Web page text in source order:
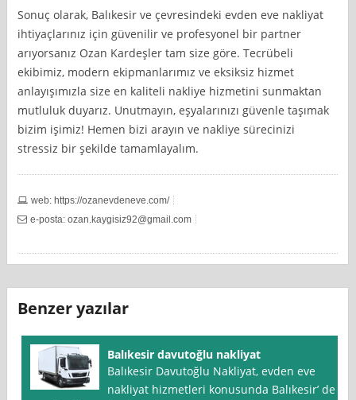
Sonuç olarak, Balıkesir ve çevresindeki evden eve nakliyat
ihtiyaçlarınız için güvenilir ve profesyonel bir partner
arıyorsanız Ozan Kardeşler tam size göre. Tecrübeli
ekibimiz, modern ekipmanlarımız ve eksiksiz hizmet
anlayışımızla size en kaliteli nakliye hizmetini sunmaktan
mutluluk duyarız. Unutmayın, eşyalarınızı güvenle taşımak
bizim işimiz! Hemen bizi arayın ve nakliye sürecinizi
stressiz bir şekilde tamamlayalım.
web: https://ozanevdeneve.com/
e-posta:ozan.kaygisiz92@gmail.com
Benzer yazılar
Balıkesir davutoğlu nakliyat
Balıkesir Davutoğlu Nakliyat, evden eve
nakliyat hizmetleri konusunda Balıkesir’ de